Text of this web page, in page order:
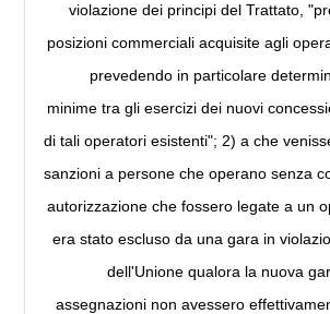
violazione dei principi del Trattato,
posizioni commerciali acquisite agli
prevedendo in particolare
minime tra gli esercizi dei nuovi
di tali operatori esistenti"; 2) a che
sanzioni a persone che operano senza
autorizzazione che fossero legate a un
era stato escluso da una gara in
dell'Unione qualora la nuova
assegnazioni non avessero